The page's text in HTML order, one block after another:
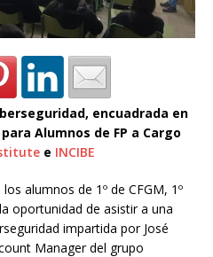
encuadrada en
Alumnos de FP a Cargo
e INCIBE
alumnos de 1º de CFGM, 1º
oportunidad de asistir a una
impartida por José
Manager del grupo